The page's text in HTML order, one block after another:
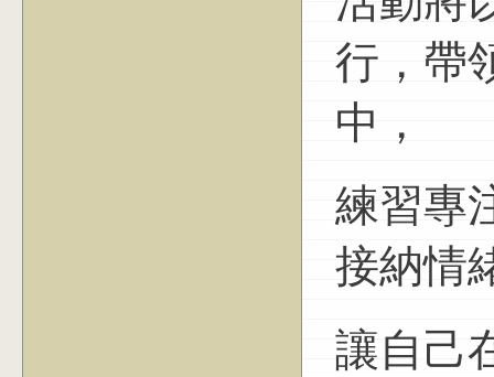
行，帶
中，
練習專
接納情
讓自己